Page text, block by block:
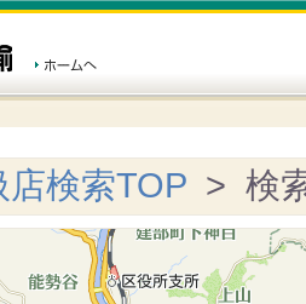
検索TOP > 検